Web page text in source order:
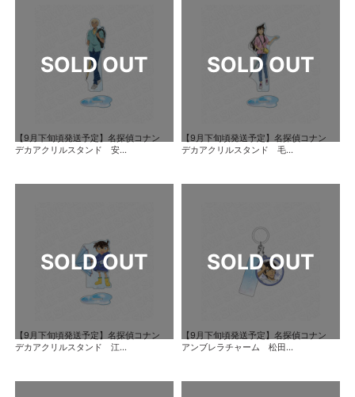
【9月下旬頃発送予定】名探偵コナン
デカアクリルスタンド 安...
【9月下旬頃発送予定】名探偵コナン
デカアクリルスタンド 毛...
【9月下旬頃発送予定】名探偵コナン
デカアクリルスタンド 江...
【9月下旬頃発送予定】名探偵コナン
アンブレラチャーム 松田...